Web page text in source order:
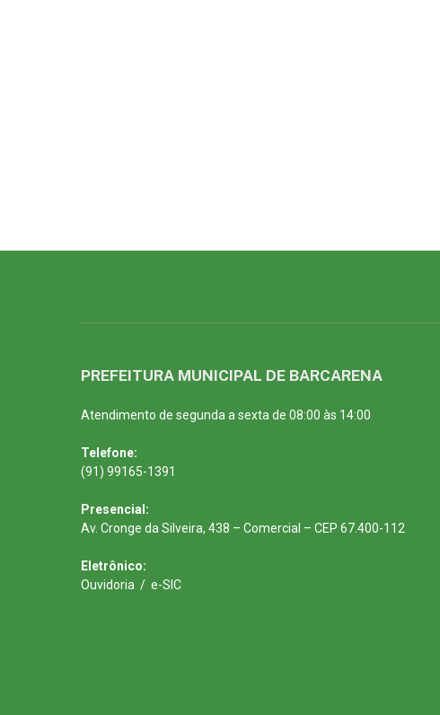
PREFEITURA MUNICIPAL DE BARCARENA
Atendimento de segunda a sexta de 08:00 às 14:00
Telefone:
(91) 99165-1391
Presencial:
Av. Cronge da Silveira, 438 – Comercial – CEP 67.400-112
Eletrônico:
Ouvidoria / e-SIC